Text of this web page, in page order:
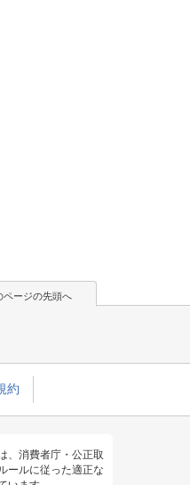
ページの先頭へ
約
、消費者庁・公正取
ールに従った適正な